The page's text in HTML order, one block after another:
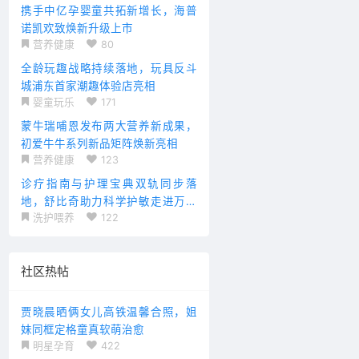
携手中亿孕婴童共拓新增长，海普
诺凯欢致焕新升级上市
营养健康 80
全龄玩趣战略持续落地，玩具反斗
城浦东首家潮趣体验店亮相
婴童玩乐 171
蒙牛瑞哺恩发布两大营养新成果，
初爱牛牛系列新品矩阵焕新亮相
营养健康 123
诊疗指南与护理宝典双轨同步落
地，舒比奇助力科学护敏走进万千
家庭洗护喂养 122
社区热帖
贾晓晨晒俩女儿高铁温馨合照，姐
妹同框定格童真软萌治愈
明星孕育 422